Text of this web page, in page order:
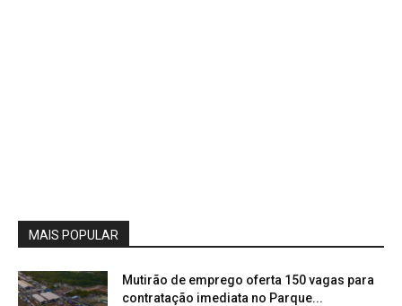
MAIS POPULAR
Mutirão de emprego oferta 150 vagas para
contratação imediata no Parque...